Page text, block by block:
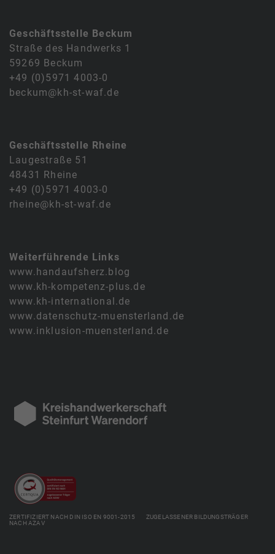
Geschäftsstelle Beckum
Straße des Handwerks 1
59269 Beckum
+49 (0)5971 4003-0
beckum@kh-st-waf.de
Geschäftsstelle Rheine
Laugestraße 51
48431 Rheine
+49 (0)5971 4003-0
rheine@kh-st-waf.de
Weiterführende Links
www.handaufsherz.blog
www.kh-kompetenz-plus.de
www.kh-international.de
www.datenschutz-muensterland.de
www.inklusion-muensterland.de
ZERTIFIZIERT NACH DIN ISO EN 9001-2015 ZUGELASSENER BILDUNGSTRÄGER
NACH AZAV